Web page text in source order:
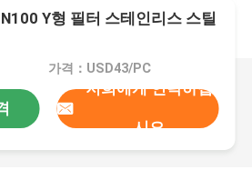
Y형 필터 스테인리스 스틸
가격：USD43/PC
저희에게 연락하십
시오